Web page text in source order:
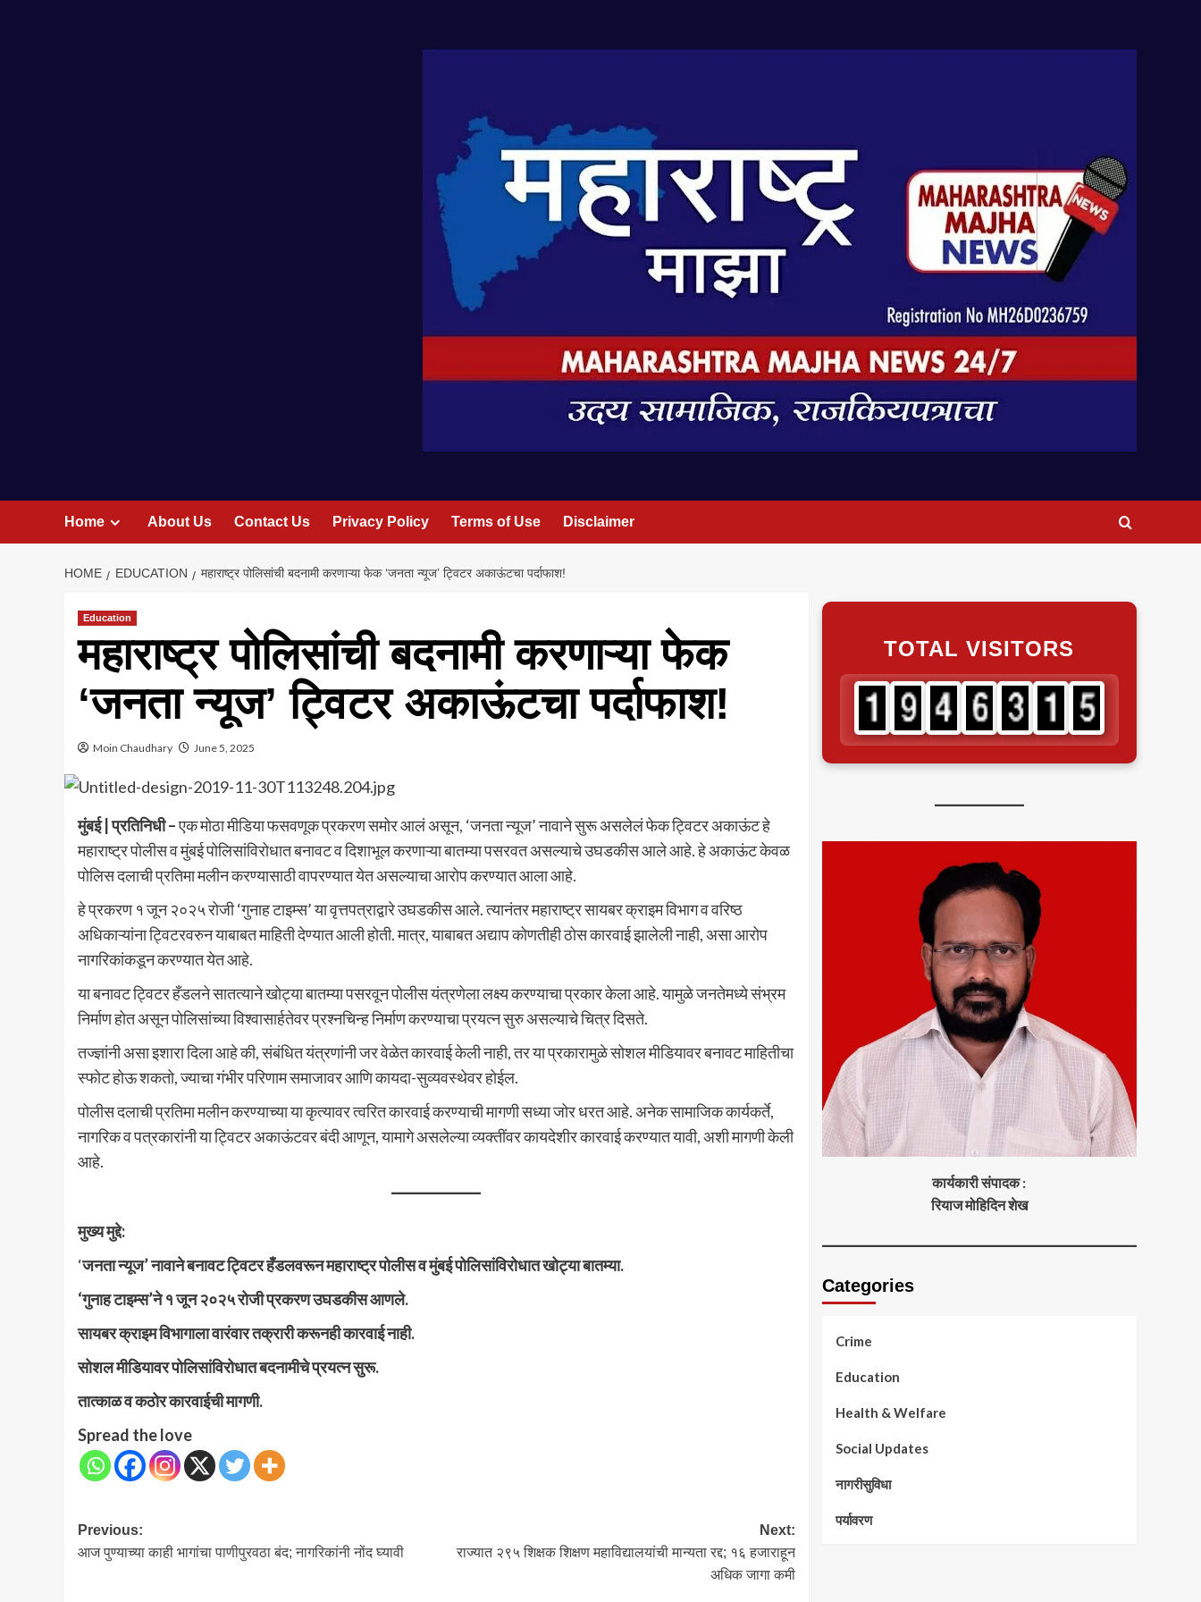
Home About Us Contact Us Privacy Policy Terms of Use Disclaimer
HOME EDUCATION महाराष्ट्र पोलिसांची बदनामी करणाऱ्या फेक ‘जनता न्यूज’ ट्विटर अकाऊंटचा पर्दाफाश!
Education
महाराष्ट्र पोलिसांची बदनामी करणाऱ्या फेक
‘जनता न्यूज’ ट्विटर अकाऊंटचा पर्दाफाश!
Moin Chaudhary June 5, 2025
मुंबई | प्रतिनिधी –एक मोठा मीडिया फसवणूक प्रकरण समोर आलं असून, ‘जनता न्यूज’ नावाने सुरू असलेलं फेक ट्विटर अकाऊंट हे
महाराष्ट्र पोलीस व मुंबई पोलिसांविरोधात बनावट व दिशाभूल करणाऱ्या बातम्या पसरवत असल्याचे उघडकीस आले आहे. हे अकाऊंट केवळ
पोलिस दलाची प्रतिमा मलीन करण्यासाठी वापरण्यात येत असल्याचा आरोप करण्यात आला आहे.
हे प्रकरण १ जून २०२५ रोजी ‘गुनाह टाइम्स’ या वृत्तपत्राद्वारे उघडकीस आले. त्यानंतर महाराष्ट्र सायबर क्राइम विभाग व वरिष्ठ
अधिकाऱ्यांना ट्विटरवरुन याबाबत माहिती देण्यात आली होती. मात्र, याबाबत अद्याप कोणतीही ठोस कारवाई झालेली नाही, असा आरोप
नागरिकांकडून करण्यात येत आहे.
या बनावट ट्विटर हँडलने सातत्याने खोट्या बातम्या पसरवून पोलीस यंत्रणेला लक्ष्य करण्याचा प्रकार केला आहे. यामुळे जनतेमध्ये संभ्रम
निर्माण होत असून पोलिसांच्या विश्वासार्हतेवर प्रश्नचिन्ह निर्माण करण्याचा प्रयत्न सुरु असल्याचे चित्र दिसते.
तज्ज्ञांनी असा इशारा दिला आहे की, संबंधित यंत्रणांनी जर वेळेत कारवाई केली नाही, तर या प्रकारामुळे सोशल मीडियावर बनावट माहितीचा
स्फोट होऊ शकतो, ज्याचा गंभीर परिणाम समाजावर आणि कायदा-सुव्यवस्थेवर होईल.
पोलीस दलाची प्रतिमा मलीन करण्याच्या या कृत्यावर त्वरित कारवाई करण्याची मागणी सध्या जोर धरत आहे. अनेक सामाजिक कार्यकर्ते,
नागरिक व पत्रकारांनी या ट्विटर अकाऊंटवर बंदी आणून, यामागे असलेल्या व्यक्तींवर कायदेशीर कारवाई करण्यात यावी, अशी मागणी केली
आहे.
मुख्य मुद्दे:
‘जनता न्यूज’ नावाने बनावट ट्विटर हँडलवरून महाराष्ट्र पोलीस व मुंबई पोलिसांविरोधात खोट्या बातम्या.
‘गुनाह टाइम्स’ने १ जून २०२५ रोजी प्रकरण उघडकीस आणले.
सायबर क्राइम विभागाला वारंवार तक्रारी करूनही कारवाई नाही.
सोशल मीडियावर पोलिसांविरोधात बदनामीचे प्रयत्न सुरू.
तात्काळ व कठोर कारवाईची मागणी.
Spread the love
Post
navigation
Previous:
आज पुण्याच्या काही भागांचा पाणीपुरवठा बंद; नागरिकांनी नोंद घ्यावी
Next:
राज्यात २९५ शिक्षक शिक्षण महाविद्यालयांची मान्यता रद्द; १६ हजाराहून
अधिक जागा कमी
TOTAL VISITORS
कार्यकारी संपादक :
रियाज मोहिदिन शेख
Categories
Crime
Education
Health & Welfare
Social Updates
नागरीसुविधा
पर्यावरण